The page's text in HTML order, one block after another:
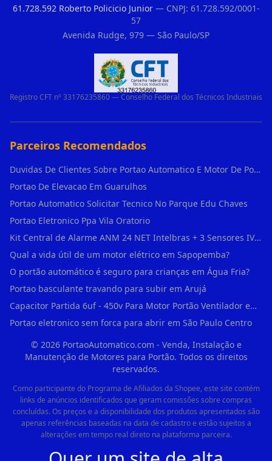
61.728.592 Roberto Policicio Junior— CNPJ: 61.728.592/0001-
57
Avenida Rudge, 979 — São Paulo/SP
Registro CFT nº 33176235860 — Conselho Federal dos Técnicos Industriais
Parceiros Recomendados
Duvidas De Clientes Sobre Portao Automatico E Motor De Portao Motor De Portao Suspenso
Portao De Elevacao Em Guarulhos
Portao Automatico Solicitar Tecnico No Parque Edu Chaves
Portao Eletronico Ppa Vila Oratorio
Kit Central de Alarme ANM 24 NET Intelbras + 3 Sensores IVP 3000 CF + Bateria + em Vila Jacuí
Qual a vida útil de um motor elétrico em Sapopemba?
O portão automático é seguro para crianças em Água Fria?
Portao basculante travando para subir em Arujá
Capacitor Partida 6uf - 450v Para Motor Portão Ventilador em Vila Madalena
Portao eletronico sem forca para abrir em São Paulo Centro
© 2026PortaoAutomatico.com - Venda, Instalação e
Manutenção de Motores para Portão. Todos os direitos
reservados.
Como participante do Programa de Afiliados da Shopee, este site contém
links de anúncios identificados que geram comissões sobre compras
concluídas. Os preços e a disponibilidade dos produtos apresentados são
apenas referências baseadas na data de cadastro e estão sujeitos a
alterações em tempo real direto na plataforma parceira.